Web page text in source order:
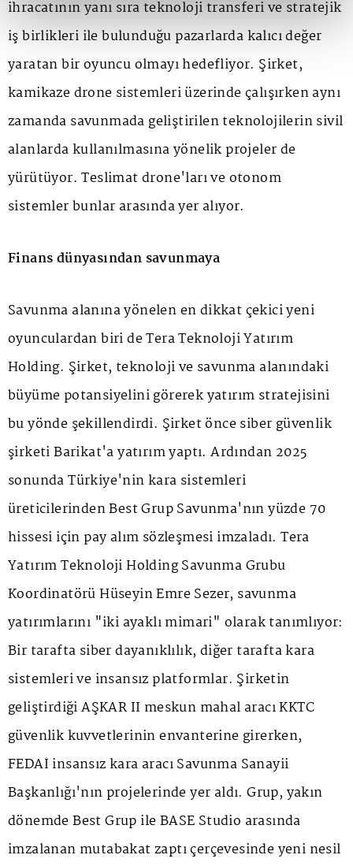
ihracatının yanı sıra teknoloji transferi ve stratejik
iş birlikleri ile bulunduğu pazarlarda kalıcı değer
yaratan bir oyuncu olmayı hedefliyor. Şirket,
kamikaze drone sistemleri üzerinde çalışırken aynı
zamanda savunmada geliştirilen teknolojilerin sivil
alanlarda kullanılmasına yönelik projeler de
yürütüyor. Teslimat drone'ları ve otonom
sistemler bunlar arasında yer alıyor.
Finans dünyasından savunmaya
Savunma alanına yönelen en dikkat çekici yeni
oyunculardan biri de Tera Teknoloji Yatırım
Holding. Şirket, teknoloji ve savunma alanındaki
büyüme potansiyelini görerek yatırım stratejisini
bu yönde şekillendirdi. Şirket önce siber güvenlik
şirketi Barikat'a yatırım yaptı. Ardından 2025
sonunda Türkiye'nin kara sistemleri
üreticilerinden Best Grup Savunma'nın yüzde 70
hissesi için pay alım sözleşmesi imzaladı. Tera
Yatırım Teknoloji Holding Savunma Grubu
Koordinatörü Hüseyin Emre Sezer, savunma
yatırımlarını "iki ayaklı mimari" olarak tanımlıyor:
Bir tarafta siber dayanıklılık, diğer tarafta kara
sistemleri ve insansız platformlar. Şirketin
geliştirdiği AŞKAR II meskun mahal aracı KKTC
güvenlik kuvvetlerinin envanterine girerken,
FEDAİ insansız kara aracı Savunma Sanayii
Başkanlığı'nın projelerinde yer aldı. Grup, yakın
dönemde Best Grup ile BASE Studio arasında
imzalanan mutabakat zaptı çerçevesinde yeni nesil